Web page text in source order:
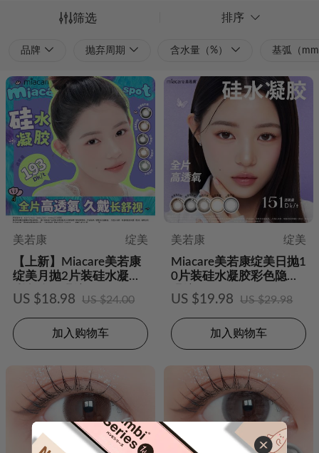
筛选 排序
品牌 抛弃周期 含水量（%） 基弧（
美若康
绽美
【上新】Miacare美若康
绽美月抛2片装硅水凝胶
彩色隐形眼镜
US $18.98 US $24.00
加入购物车
美若康
绽美
Miacare美若康绽美日抛1
0片装硅水凝胶彩色隐形
US $19.98 US $29.98
加入购物车